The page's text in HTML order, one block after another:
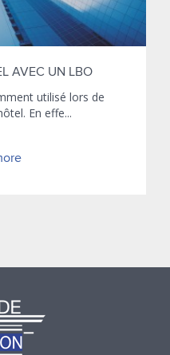
AVEC UN LBO
utilisé lors de
En effe...